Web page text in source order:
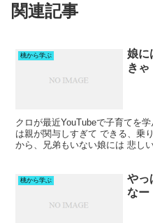
関連記事
桃から学ぶ
娘に
き
クロが最近YouTubeで子育てを
は親が関与しすぎて できる、乗
から、兄弟もいない娘には 悲し
桃から学ぶ
やっ
なー